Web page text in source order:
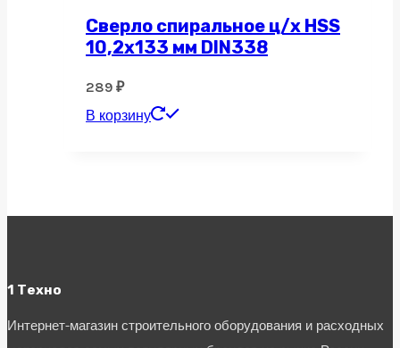
Сверло спиральное ц/х HSS
10,2х133 мм DIN338
289 ₽
В корзину
1 Техно
Интернет-магазин строительного оборудования и расходных